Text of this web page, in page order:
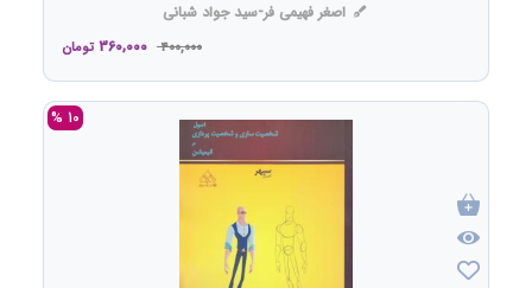
اصغر فهیمی فر-سید جواد شبانی
400,000
360,000 تومان
10 %